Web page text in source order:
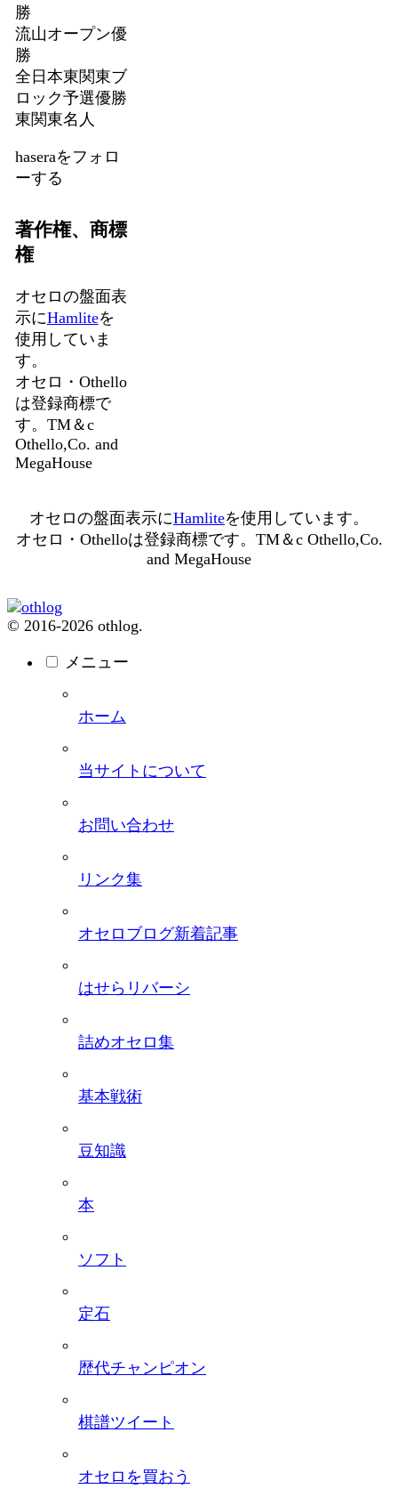
勝
流山オープン優
勝
全日本東関東ブ
ロック予選優勝
東関東名人
haseraをフォロ
ーする
著作権、商標
権
オセロの盤面表
示にHamliteを
使用していま
す。
オセロ・Othello
は登録商標で
す。TM＆c
Othello,Co. and
MegaHouse
オセロの盤面表示にHamliteを使用しています。
オセロ・Othelloは登録商標です。TM＆c Othello,Co.
and MegaHouse
© 2016-2026 othlog.
メニュー
ホーム
当サイトについて
お問い合わせ
リンク集
オセロブログ新着記事
はせらリバーシ
詰めオセロ集
基本戦術
豆知識
本
ソフト
定石
歴代チャンピオン
棋譜ツイート
オセロを買おう